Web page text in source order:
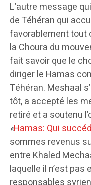
L’autre message
de Téhéran qui
favorablement tout
la Choura du
fait savoir que le
diriger le Hamas
Téhéran. Meshaal
tôt, a accepté les
retiré et a soutenu
«Hamas: Qui
sommes revenus
entre Khaled
laquelle il n’est